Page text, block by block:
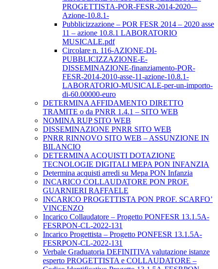
PROGETTISTA-POR-FESR-2014-2020-–
Azione-10.8.1-
Pubblicizzazione – POR FESR 2014 – 2020 asse
11 – azione 10.8.1 LABORATORIO
MUSICALE.pdf
Circolare n. 116-AZIONE-DI-
PUBBLICIZZAZIONE-E-
DISSEMINAZIONE-finanziamento-POR-
FESR-2014-2010-asse-11-azione-10.8.1-
LABORATORIO-MUSICALE-per-un-importo-
di-60.00000-euro
DETERMINA AFFIDAMENTO DIRETTO
TRAMITE o da PNRR 1.4.1 – SITO WEB
NOMINA RUP SITO WEB
DISSEMINAZIONE PNRR SITO WEB
PNRR RINNOVO SITO WEB – ASSUNZIONE IN
BILANCIO
DETERMINA ACQUISTI DOTAZIONE
TECNOLOGIE DIGITALI MEPA PON INFANZIA
Determina acquisti arredi su Mepa PON Infanzia
INCARICO COLLAUDATORE PON PROF.
GUARNIERI RAFFAELE
INCARICO PROGETTISTA PON PROF. SCARFO’
VINCENZO
Incarico Collaudatore – Progetto PONFESR 13.1.5A-
FESRPON-CL-2022-131
Incarico Progettista – Progetto PONFESR 13.1.5A-
FESRPON-CL-2022-131
Verbale Graduatoria DEFINITIVA valutazione istanze
esperto PROGETTISTA e COLLAUDATORE –